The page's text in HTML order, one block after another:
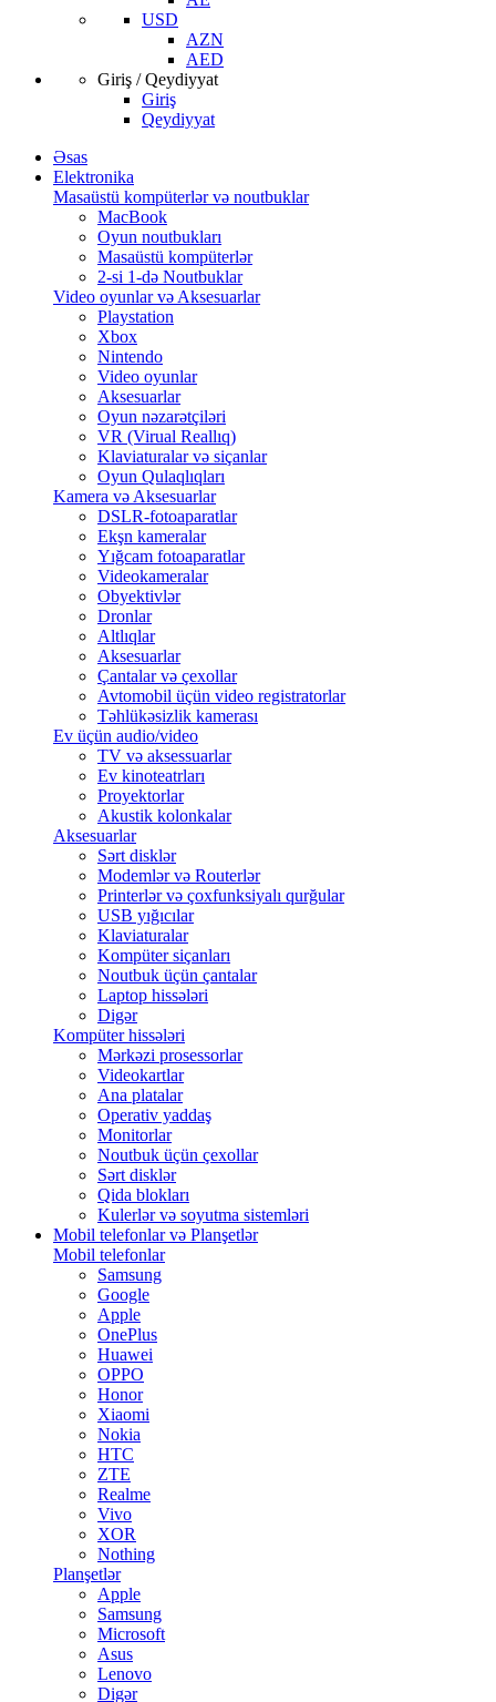
USD
AZN
AED
Giriş / Qeydiyyat
Giriş
Qeydiyyat
Əsas
Elektronika
Masaüstü kompüterlər və noutbuklar
MacBook
Oyun noutbukları
Masaüstü kompüterlər
2-si 1-də Noutbuklar
Video oyunlar və Aksesuarlar
Playstation
Xbox
Nintendo
Video oyunlar
Aksesuarlar
Oyun nəzarətçiləri
VR (Virual Reallıq)
Klaviaturalar və siçanlar
Oyun Qulaqlıqları
Kamera və Aksesuarlar
DSLR-fotoaparatlar
Ekşn kameralar
Yığcam fotoaparatlar
Videokameralar
Obyektivlər
Dronlar
Altlıqlar
Aksesuarlar
Çantalar və çexollar
Avtomobil üçün video registratorlar
Təhlükəsizlik kamerası
Ev üçün audio/video
TV və aksessuarlar
Ev kinoteatrları
Proyektorlar
Akustik kolonkalar
Aksesuarlar
Sərt disklər
Modemlər və Routerlər
Printerlər və çoxfunksiyalı qurğular
USB yığıcılar
Klaviaturalar
Kompüter siçanları
Noutbuk üçün çantalar
Laptop hissələri
Digər
Kompüter hissələri
Mərkəzi prosessorlar
Videokartlar
Ana platalar
Operativ yaddaş
Monitorlar
Noutbuk üçün çexollar
Sərt disklər
Qida blokları
Kulerlər və soyutma sistemləri
Mobil telefonlar və Planşetlər
Mobil telefonlar
Samsung
Google
Apple
OnePlus
Huawei
OPPO
Honor
Xiaomi
Nokia
HTC
ZTE
Realme
Vivo
XOR
Nothing
Planşetlər
Apple
Samsung
Microsoft
Asus
Lenovo
Digər